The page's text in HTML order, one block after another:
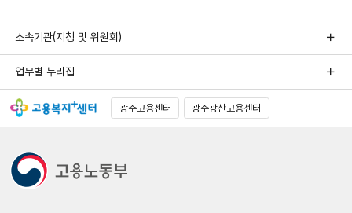
소속기관(지청 및 위원회)
업무별 누리집
광주고용센터 광주광산고용센터